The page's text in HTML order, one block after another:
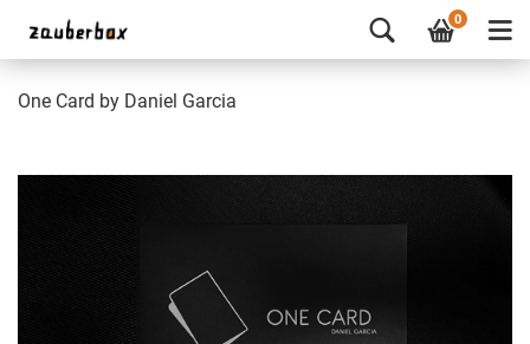
0
One Card by Daniel Garcia